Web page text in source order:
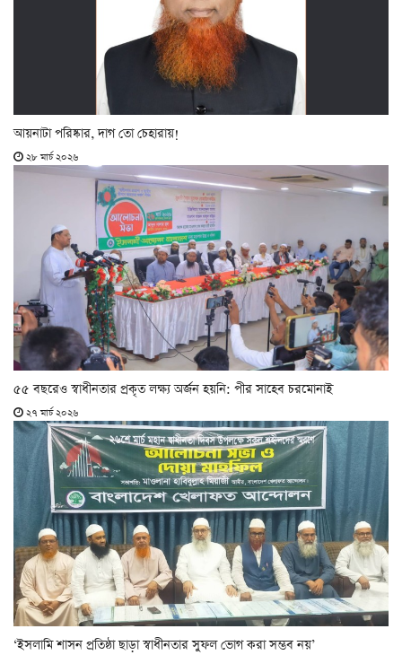
আয়নাটা পরিষ্কার, দাগ তো চেহারায়!
২৮ মার্চ ২০২৬
৫৫ বছরেও স্বাধীনতার প্রকৃত লক্ষ্য অর্জন হয়নি: পীর সাহেব চরমোনাই
২৭ মার্চ ২০২৬
‘ইসলামি শাসন প্রতিষ্ঠা ছাড়া স্বাধীনতার সুফল ভোগ করা সম্ভব নয়’